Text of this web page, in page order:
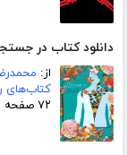
دانلود کتاب در
از:
کتاب‌های
۷۲ صفحه